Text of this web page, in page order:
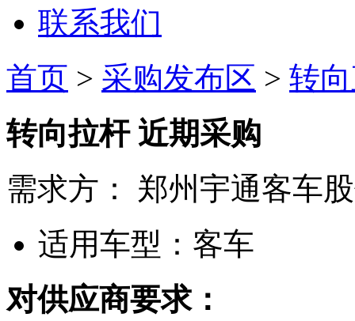
联系我们
首页 > 采购发布区 > 转
转向拉杆 近期采购
需求方：
郑州宇通客车
适用车型： 客车
对供应商要求：